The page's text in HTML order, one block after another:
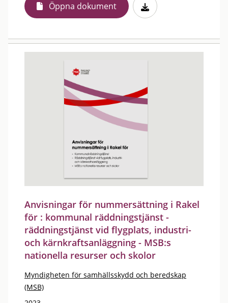
Öppna dokument
Anvisningar för nummersättning i Rakel
för : kommunal räddningstjänst -
räddningstjänst vid flygplats, industri-
och kärnkraftsanläggning - MSB:s
nationella resurser och skolor
Myndigheten för samhällsskydd och beredskap
(MSB)